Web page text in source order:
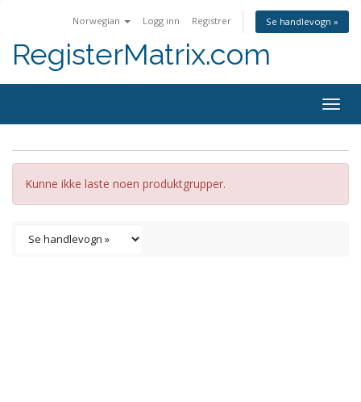
Norwegian Logg inn Registrer Se handlevogn »
RegisterMatrix.com
Kunne ikke laste noen produktgrupper.